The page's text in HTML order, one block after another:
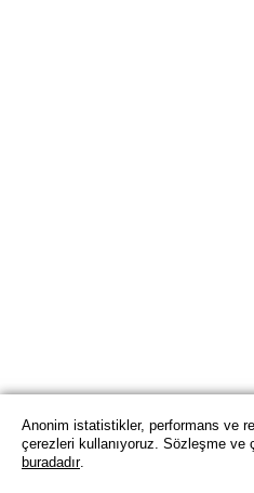
Anonim istatistikler, performans ve
çerezleri kullanıyoruz. Sözleşme ve
buradadır.